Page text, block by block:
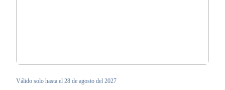
Válido solo hasta el 28 de agosto del 2027